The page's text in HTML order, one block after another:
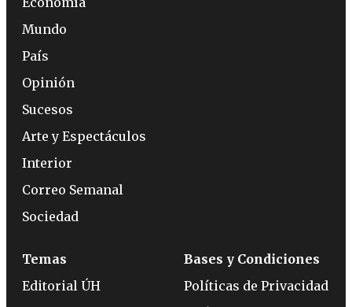
Mundo
País
Opinión
Sucesos
Arte y Espectáculos
Interior
Correo Semanal
Sociedad
Temas
Editorial ÚH
Bases y Condiciones
Políticas de Privacidad